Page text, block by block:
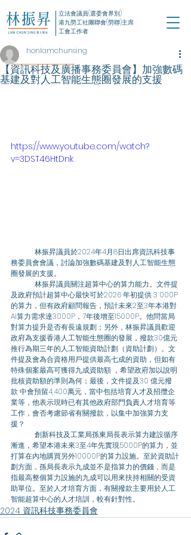
立法會議員(選委會界別)
港九勞工社團聯會(勞聯)主席
工會工作者
【資訊科技及廣播事務委員會】加強數碼
基建及對人工智能生態圈發展的支援
honlamchunsing
https://www.youtube.com/watch?
v=3DST46HtDnk
務委員會會議，討論加強數碼基建及對人工智能生態
圈發展的支援。
及政府預計超算中心最快可於2026 年初提供 3 000P
的算力，但有政府顧問報告，預計未來2至3年本港對
AI算力需求達3000P，7年後增至15000P。他問當局
對算力提升是否有長遠規劃；另外，林振昇議員歡迎
政府為支援香港人工智能生態圈的發展，撥款30億元
推行為期三年的人工智能資助計劃（資助計劃）。文
件提及會為合資格用戶提供最高七成的資助，但如有
特殊個案最高可獲得九成資助額 ，希望政府加以說明
批核資助額的準則為何；最後，文件提及30 億元撥
款 中會預留4,400萬元，當中包括培育人才及招攬企
業等，他表示現時已有其他政府部門負責人才培育等
工作，會否考慮節省有關撥款，以集中加強算力支
援？
漸進，希望本港未來3至4年先實現5000P的算力，並
打算在內地購買另外10000P的算力設施。至於資助計
劃方面，孫局長表示九成並不是指算力的價錢，而是
指最高整個算力設施的九成可以用來扶持相關的受資
助單位。至於人才培育方面，有關撥款主要用於人工
智能超算中心的人才培訓，較有針對性。
2024 資訊科技事務委員會